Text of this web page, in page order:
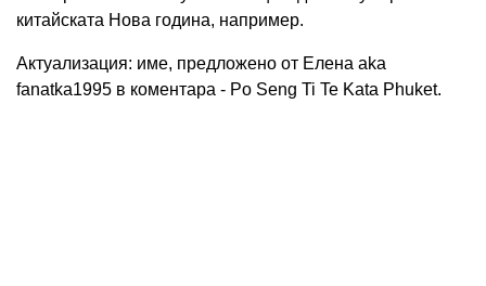
китайската Нова година, например.
Актуализация: име, предложено от Елена aka
fanatka1995 в коментара - Po Seng Ti Te Kata Phuket.